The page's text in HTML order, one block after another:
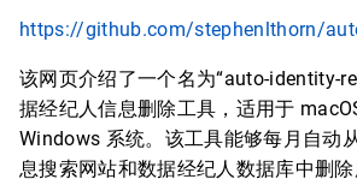
https://github.com/stephenlthorn/
该网页介绍了一个名为“auto-identity-
据经纪人信息删除工具，适用于
Windows 系统。该工具能够每月自动
息搜索网站和数据经纪人数据库中删除